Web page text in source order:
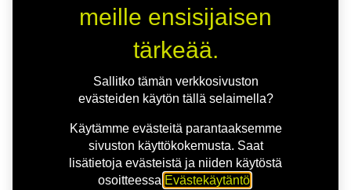
meille ensisijaisen
tärkeää.
Sallitko tämän verkkosivuston
evästeiden käytön tällä selaimella?
Käytämme evästeitä parantaaksemme
sivuston käyttökokemusta. Saat
lisätietoja evästeistä ja niiden käytöstä
osoitteessa Evästekäytäntö